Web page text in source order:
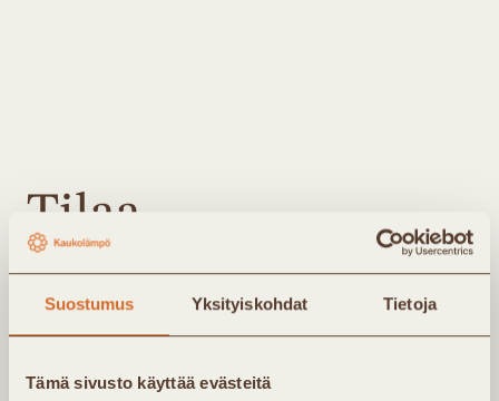
Suostumus Yksityiskohdat Tietoja
Tämä sivusto käyttää evästeitä
Tilaa
uutiskirjeemme
kertaa vuodessa. Kirjeessä saat tietoa